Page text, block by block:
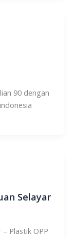
90 dengan
Selayar
– Plastik OPP